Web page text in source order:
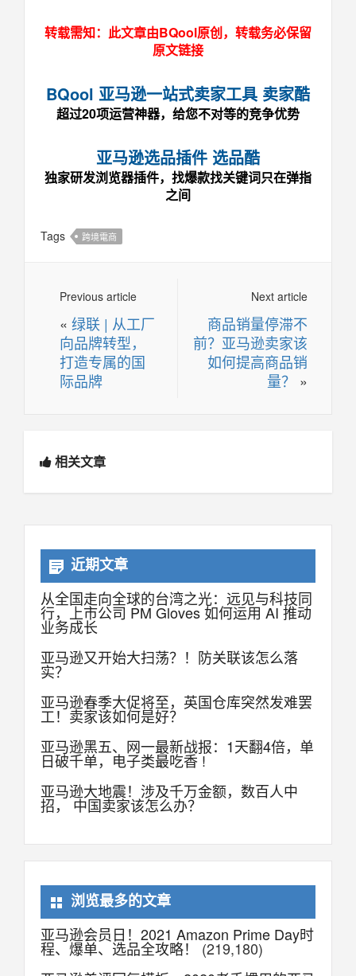
转载需知：此文章由BQool原创，转载务必保留
原文链接
BQool 亚马逊一站式卖家工具 卖家酷
超过20项运营神器，给您不对等的竞争优势
亚马逊选品插件 选品酷
独家研发浏览器插件，找爆款找关键词只在弹指
之间
Tags 跨境電商
Next article
商品销量停滞不
前？亚马逊卖家该
如何提高商品销
量？ »
Previous article
« 绿联 | 从工厂
向品牌转型，
打造专属的国
际品牌
相关文章
近期文章
从全国走向全球的台湾之光：远见与科技同
行，上市公司 PM Gloves 如何运用 AI 推动
业务成长
亚马逊又开始大扫荡？！防关联该怎么落
实？
亚马逊春季大促将至，英国仓库突然发难罢
工！卖家该如何是好？
亚马逊黑五、网一最新战报：1天翻4倍，单
日破千单，电子类最吃香 !
亚马逊大地震！涉及千万金额，数百人中
招， 中国卖家该怎么办？
浏览最多的文章
亚马逊会员日！2021 Amazon Prime Day时
程、爆单、选品全攻略！
(219,180)